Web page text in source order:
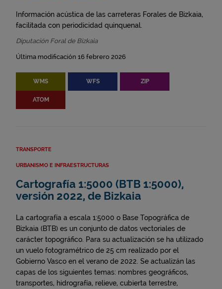
Información acústica de las carreteras Forales de Bizkaia,
facilitada con periodicidad quinquenal.
Diputación Foral de Bizkaia
Última modificación 16 febrero 2026
WMS WFS ZIP
ATOM
TRANSPORTE
URBANISMO E INFRAESTRUCTURAS
Cartografía 1:5000 (BTB 1:5000),
versión 2022, de Bizkaia
La cartografía a escala 1:5000 o Base Topográfica de
Bizkaia (BTB) es un conjunto de datos vectoriales de
carácter topográfico. Para su actualización se ha utilizado
un vuelo fotogramétrico de 25 cm realizado por el
Gobierno Vasco en el verano de 2022. Se actualizán las
capas de los siguientes temas: nombres geográficos,
transportes, hidrografía, relieve, cubierta terrestre,